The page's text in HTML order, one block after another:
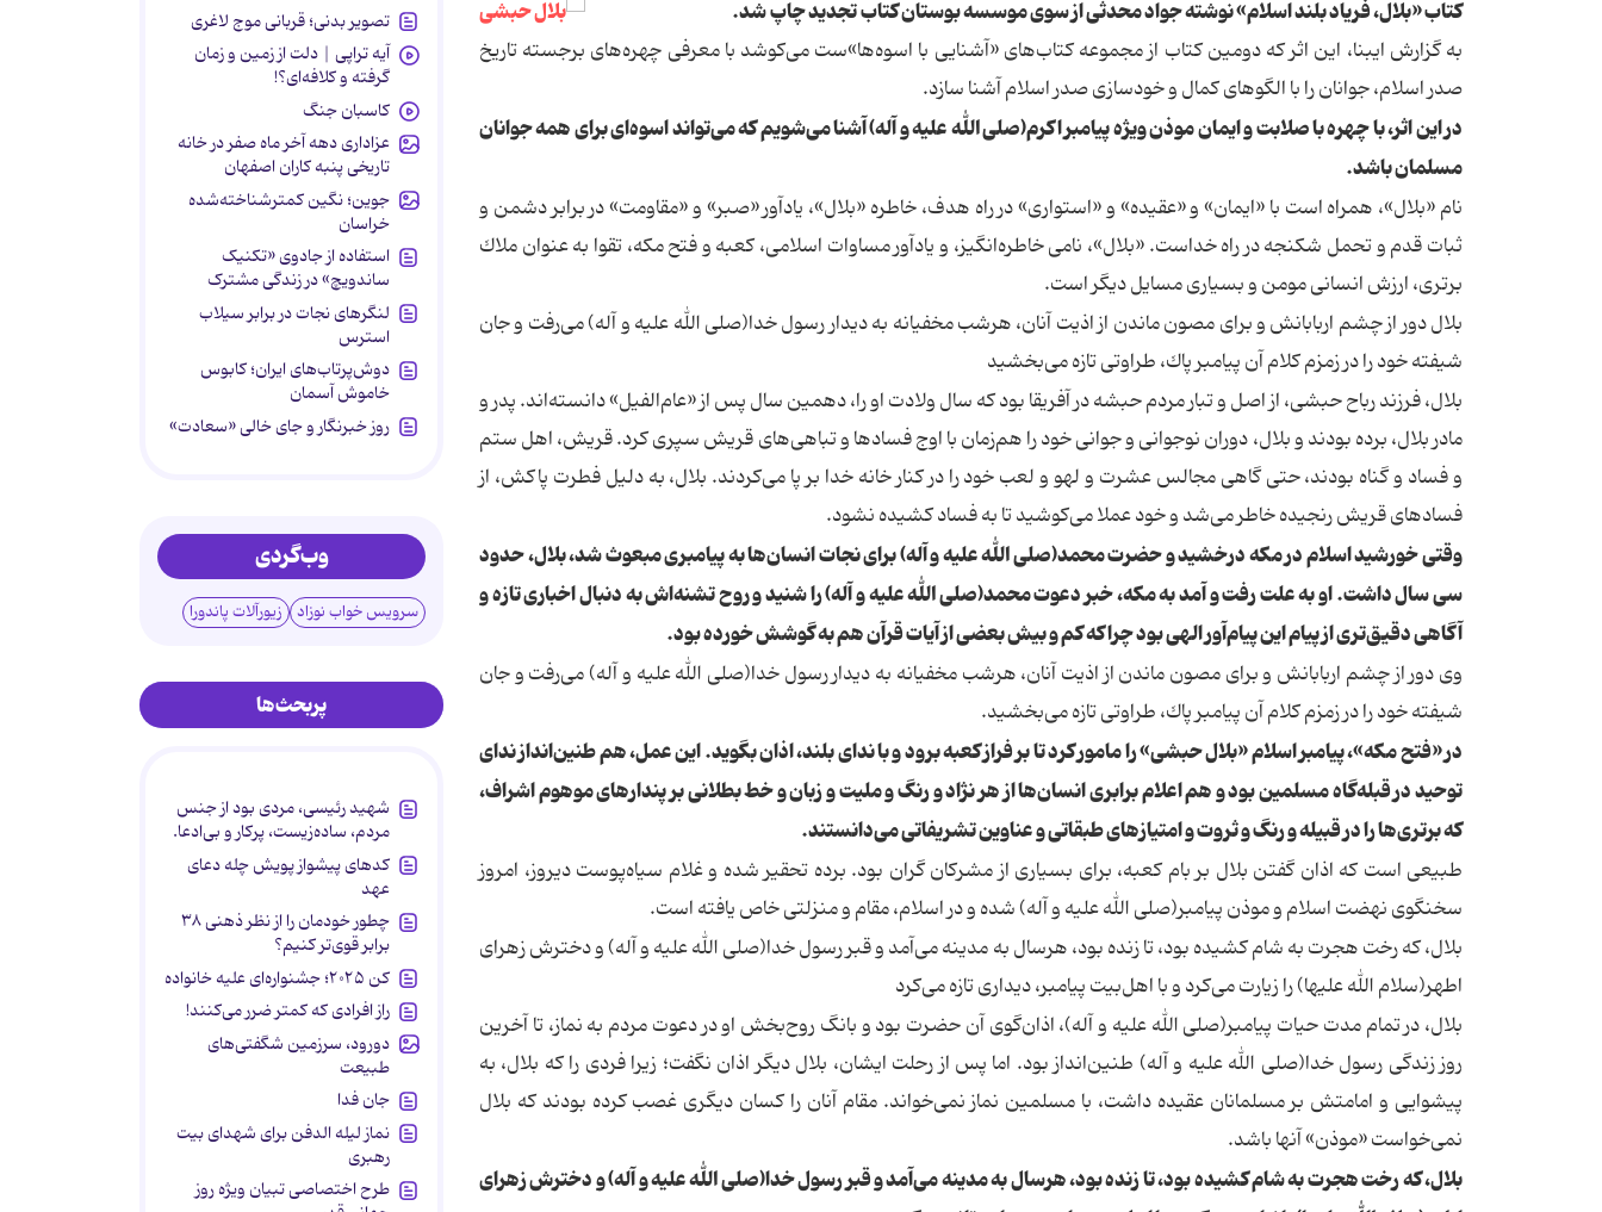
كتاب «بلال، فریاد بلند اسلام» نوشته جواد محدثی از سوی موسسه بوستان كتاب تجدید چاپ شد.
به گزارش ایبنا، این اثر كه دومین كتاب از مجموعه كتاب‌های «آشنایی با اسوه‌ها»ست می‌كوشد با معرفی چهره‌های برجسته تاریخ
صدر اسلام، جوانان را با الگوهای كمال و خودسازی صدر اسلام آشنا سازد.
در این اثر، با چهره با صلابت و ایمان موذن ویژه پیامبر اكرم(صلی الله علیه و آله) آشنا می‌شویم كه می‌تواند اسوه‌ای برای همه جوانان
مسلمان باشد.
نام «بلال»، همراه است با «ایمان» و «عقیده» و «استواری» در راه هدف، خاطره «بلال»، یادآور «صبر» و «مقاومت» در برابر دشمن و
ثبات قدم و تحمل شكنجه در راه خداست. «بلال»، نامی خاطره‌انگیز، و یادآور مساوات اسلامی، كعبه و فتح مكه، تقوا به عنوان ملاك
برتری، ارزش انسانی مومن و بسیاری مسایل دیگر است.
بلال دور از چشم اربابانش و برای مصون ماندن از اذیت آنان، هرشب مخفیانه به دیدار رسول خدا(صلی الله علیه و آله) می‌رفت و جان
شیفته خود را در زمزم كلام آن پیامبر پاك، طراوتی تازه می‌بخشید
بلال، فرزند رباح حبشی، از اصل و تبار مردم حبشه در آفریقا بود كه سال ولادت او را، دهمین سال پس از «عام‌الفیل» دانسته‌اند. پدر و
مادر بلال، برده بودند و بلال، دوران نوجوانی و جوانی خود را هم‌زمان با اوج فسادها و تباهی‌های قریش سپری كرد. قریش، اهل ستم
و فساد و گناه بودند، حتی گاهی مجالس عشرت و لهو و لعب خود را در كنار خانه خدا بر پا می‌كردند. بلال، به دلیل فطرت پاكش، از
فسادهای قریش رنجیده خاطر می‌شد و خود عملا می‌كوشید تا به فساد كشیده نشود.
وقتی خورشید اسلام در مكه درخشید و حضرت محمد(صلی الله علیه و آله) برای نجات انسان‌ها به پیامبری مبعوث شد، بلال، حدود
سی سال داشت. او به علت رفت و آمد به مكه، خبر دعوت محمد(صلی الله علیه و آله) را شنید و روح تشنه‌اش به دنبال اخباری تازه و
آگاهی دقیق‌تری از پیام این پیام‌آور الهی بود چرا كه كم و بیش بعضی از آیات قرآن هم به گوشش خورده بود.
وی دور از چشم اربابانش و برای مصون ماندن از اذیت آنان، هرشب مخفیانه به دیدار رسول خدا(صلی الله علیه و آله) می‌رفت و جان
شیفته خود را در زمزم كلام آن پیامبر پاك، طراوتی تازه می‌بخشید.
در «فتح مكه»، پیامبر اسلام «بلال حبشی» را مامور كرد تا بر فراز كعبه برود و با ندای بلند، اذان بگوید. این عمل، هم طنین‌انداز ندای
توحید در قبله‌گاه مسلمین بود و هم اعلام برابری انسان‌ها از هر نژاد و رنگ و ملیت و زبان و خط بطلانی بر پندارهای موهوم اشراف،
كه برتری‌ها را در قبیله و رنگ و ثروت و امتیازهای طبقاتی و عناوین تشریفاتی می‌دانستند.
طبیعی است كه اذان گفتن بلال بر بام كعبه، برای بسیاری از مشركان گران بود. برده تحقیر شده و غلام سیاه‌پوست دیروز، امروز
سخنگوی نهضت اسلام و موذن پیامبر(صلی الله علیه و آله) شده و در اسلام، مقام و منزلتی خاص یافته است.
بلال، كه رخت هجرت به شام كشیده بود، تا زنده بود، هرسال به مدینه می‌آمد و قبر رسول‌ خدا(صلی الله علیه و آله) و دخترش زهرای
اطهر(سلام الله علیها) را زیارت می‌كرد و با اهل‌بیت پیامبر، دیداری تازه می‌كرد
بلال، در تمام مدت حیات پیامبر(صلی الله علیه و آله)، اذان‌گوی آن حضرت بود و بانگ روح‌بخش او در دعوت مردم به نماز، تا آخرین
روز زندگی رسول خدا(صلی الله علیه و آله) طنین‌انداز بود. اما پس از رحلت ایشان، بلال دیگر اذان نگفت؛ زیرا فردی را كه بلال، به
پیشوایی و امامتش بر مسلمانان عقیده داشت، با مسلمین نماز نمی‌خواند. مقام آنان را كسان دیگری غصب كرده بودند كه بلال
نمی‌خواست «موذن» آنها باشد.
بلال، كه رخت هجرت به شام كشیده بود، تا زنده بود، هرسال به مدینه می‌آمد و قبر رسول‌ خدا(صلی الله علیه و آله) و دخترش زهرای
تصویر بدنی؛ قربانی موج لاغری
آیه تراپی | دلت از زمین و زمان
گرفته و کلافه‌ای؟!
کاسبان جنگ
عزاداری دهه آخر ماه صفر در خانه
تاریخی پنبه کاران اصفهان
جوین؛ نگین کمترشناخته‌شده
خراسان
استفاده از جادوی «تکنیک
ساندویچ» در زندگی مشترک
لنگرهای نجات در برابر سیلاب
استرس
دوش‌پرتاب‌های ایران؛ کابوس
خاموش آسمان
روز خبرنگار و جای خالی «سعادت»
وب‌گردی
سرویس خواب نوزاد زیورآلات پاندورا
پربحث‌ها
شهید رئیسی، مردی بود از جنس
مردم، ساده‌زیست، پرکار و بی‌ادعا.
کدهای پیشواز پویش چله دعای
عهد
چطور خودمان را از نظر ذهنی ۳۸
برابر قوی‌تر کنیم؟
کن ۲۰۲۵؛ جشنواره‌ای علیه خانواده
راز افرادی که کمتر ضرر می‌کنند!
دورود، سرزمین شگفتی‌های
طبیعت
جان فدا
نماز لیله الدفن برای شهدای بیت
رهبری
طرح اختصاصی تبیان ویژه روز